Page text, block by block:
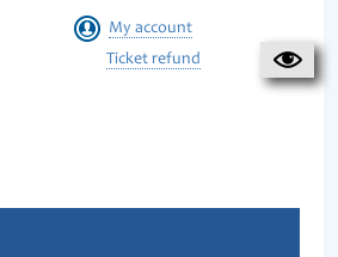
My account
Ticket refund